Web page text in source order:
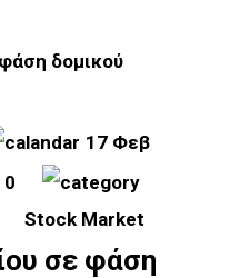
17 Φεβ
0
Stock Market
σε φάση